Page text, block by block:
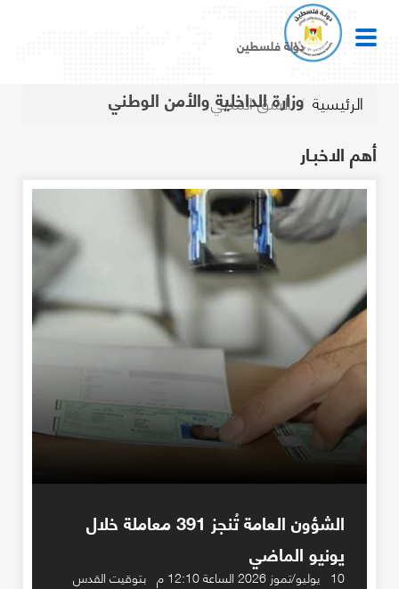
دولة فلسطين
وزارة الداخلية والأمن الوطني الرئيسية الشق المدني
أهم الاخبـار
الشؤون العامة تُنجز 391 معاملة خلال
يونيو الماضي
10 يوليو/تموز 2026 الساعة 12:10 م بتوقيت القدس